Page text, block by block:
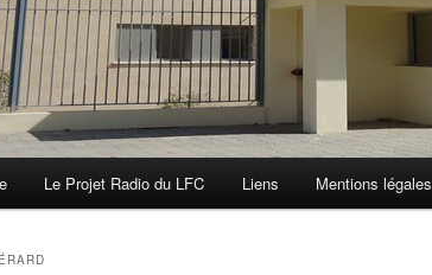
Le Projet Radio du LFC Liens Mentions légales